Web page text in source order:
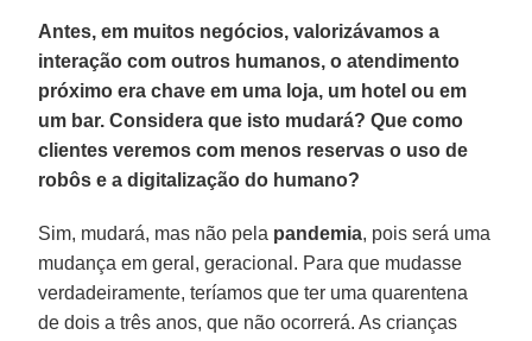
Antes, em muitos negócios, valorizávamos a
interação com outros humanos, o atendimento
próximo era chave em uma loja, um hotel ou em
um bar. Considera que isto mudará? Que como
clientes veremos com menos reservas o uso de
robôs e a digitalização do humano?
Sim, mudará, mas não pela pandemia, pois será uma
mudança em geral, geracional. Para que mudasse
verdadeiramente, teríamos que ter uma quarentena
de dois a três anos, que não ocorrerá. As crianças